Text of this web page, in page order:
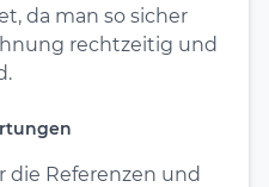
da man so sicher
rechtzeitig und
die Referenzen und